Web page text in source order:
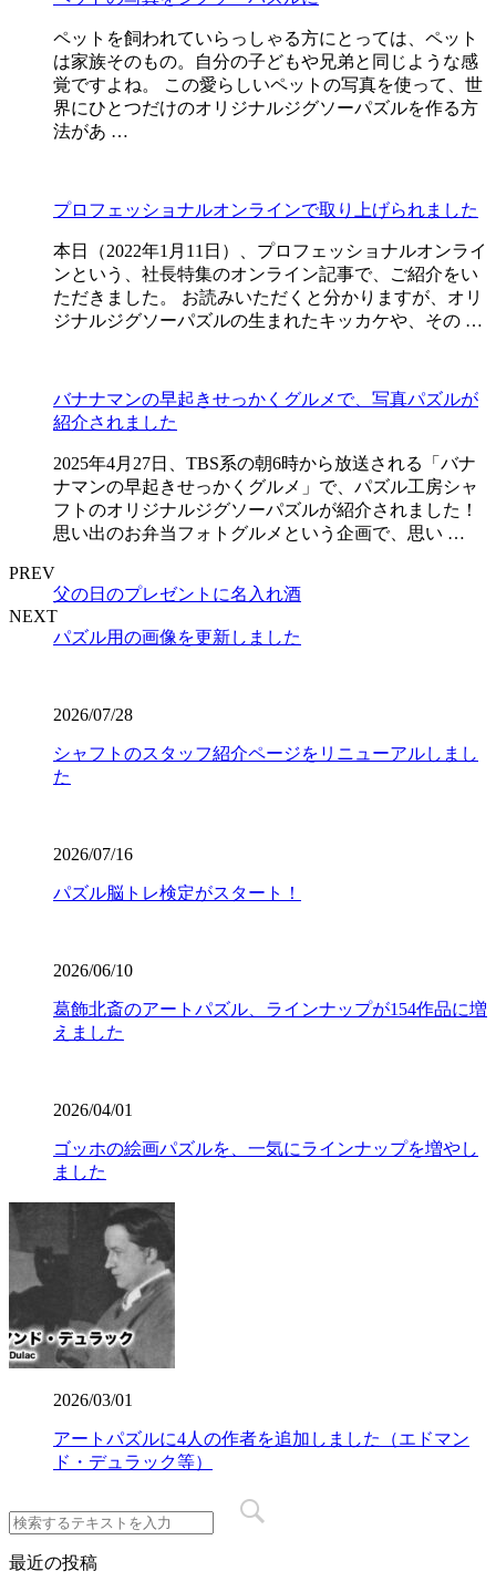
ペットを飼われていらっしゃる方にとっては、ペット
は家族そのもの。自分の子どもや兄弟と同じような感
覚ですよね。 この愛らしいペットの写真を使って、世
界にひとつだけのオリジナルジグソーパズルを作る方
法があ …
プロフェッショナルオンラインで取り上げられました
本日（2022年1月11日）、プロフェッショナルオンライ
ンという、社長特集のオンライン記事で、ご紹介をい
ただきました。 お読みいただくと分かりますが、オリ
ジナルジグソーパズルの生まれたキッカケや、その …
バナナマンの早起きせっかくグルメで、写真パズルが
紹介されました
2025年4月27日、TBS系の朝6時から放送される「バナ
ナマンの早起きせっかくグルメ」で、パズル工房シャ
フトのオリジナルジグソーパズルが紹介されました！
思い出のお弁当フォトグルメという企画で、思い …
PREV
父の日のプレゼントに名入れ酒
NEXT
パズル用の画像を更新しました
2026/07/28
シャフトのスタッフ紹介ページをリニューアルしまし
た
2026/07/16
パズル脳トレ検定がスタート！
2026/06/10
葛飾北斎のアートパズル、ラインナップが154作品に増
えました
2026/04/01
ゴッホの絵画パズルを、一気にラインナップを増やし
ました
2026/03/01
アートパズルに4人の作者を追加しました（エドマン
ド・デュラック等）
最近の投稿